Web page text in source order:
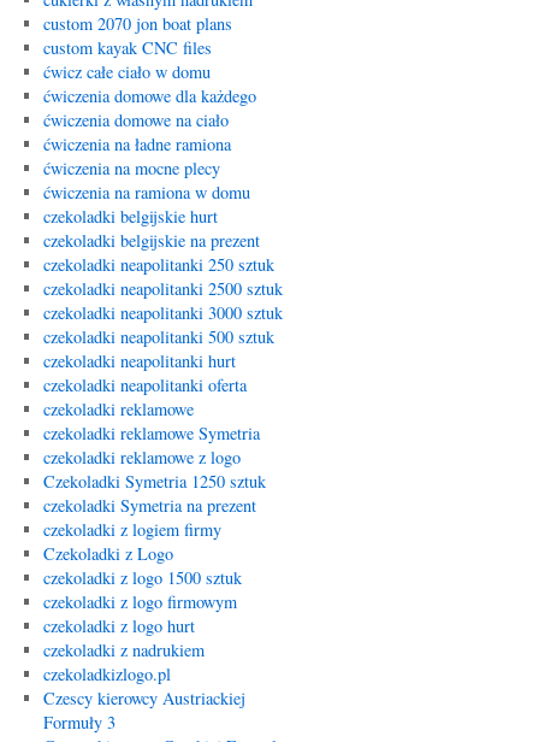
custom 2070 jon boat plans
custom kayak CNC files
ćwicz całe ciało w domu
ćwiczenia domowe dla każdego
ćwiczenia domowe na ciało
ćwiczenia na ładne ramiona
ćwiczenia na mocne plecy
ćwiczenia na ramiona w domu
czekoladki belgijskie hurt
czekoladki belgijskie na prezent
czekoladki neapolitanki 250 sztuk
czekoladki neapolitanki 2500 sztuk
czekoladki neapolitanki 3000 sztuk
czekoladki neapolitanki 500 sztuk
czekoladki neapolitanki hurt
czekoladki neapolitanki oferta
czekoladki reklamowe
czekoladki reklamowe Symetria
czekoladki reklamowe z logo
Czekoladki Symetria 1250 sztuk
czekoladki Symetria na prezent
czekoladki z logiem firmy
Czekoladki z Logo
czekoladki z logo 1500 sztuk
czekoladki z logo firmowym
czekoladki z logo hurt
czekoladki z nadrukiem
czekoladkizlogo.pl
Czescy kierowcy Austriackiej
Formuły 3